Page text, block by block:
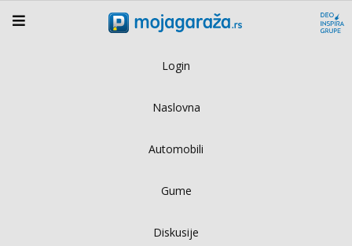
Login
Naslovna
Automobili
Gume
Diskusije